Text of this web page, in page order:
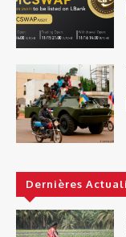
Dernières